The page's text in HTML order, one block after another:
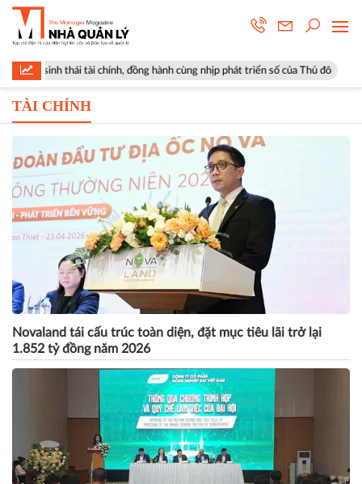
tài chính, đồng hành cùng nhịp phát triển số của Thủ đô Góp ý
TÀI CHÍNH
Novaland tái cấu trúc toàn diện, đặt mục tiêu lãi trở lại
1.852 tỷ đồng năm 2026